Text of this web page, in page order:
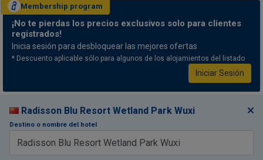
Membership program
¡No te pierdas los precios exclusivos solo para clientes
registrados!
Inicia sesión para desbloquear las mejores ofertas
* Descuento aplicable sólo para algunos de los alojamientos del listado
Iniciar Sesión
Radisson Blu Resort Wetland Park Wuxi
Destino o nombre del hotel